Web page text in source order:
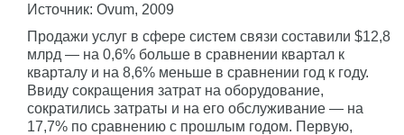
Источник: Ovum, 2009
Продажи услуг в сфере систем связи составили $12,8
млрд — на 0,6% больше в сравнении квартал к
кварталу и на 8,6% меньше в сравнении год к году.
Ввиду сокращения затрат на оборудование,
сократились затраты и на его обслуживание — на
17,7% по сравнению с прошлым годом. Первую,